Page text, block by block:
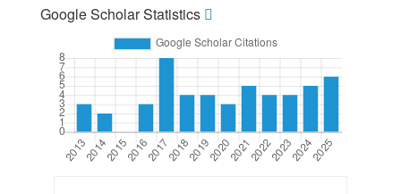
Google Scholar Statistics